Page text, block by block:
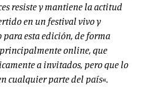
resiste y mantiene la actitud
en un festival vivo y
esta edición, de forma
online, que
a invitados, pero que lo
cualquier parte del país«.